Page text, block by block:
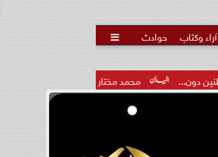
آراء وكتاب حوادث 
محمد مختار جمعة: بدل البطالة يجب ألا يتحول لمنحة